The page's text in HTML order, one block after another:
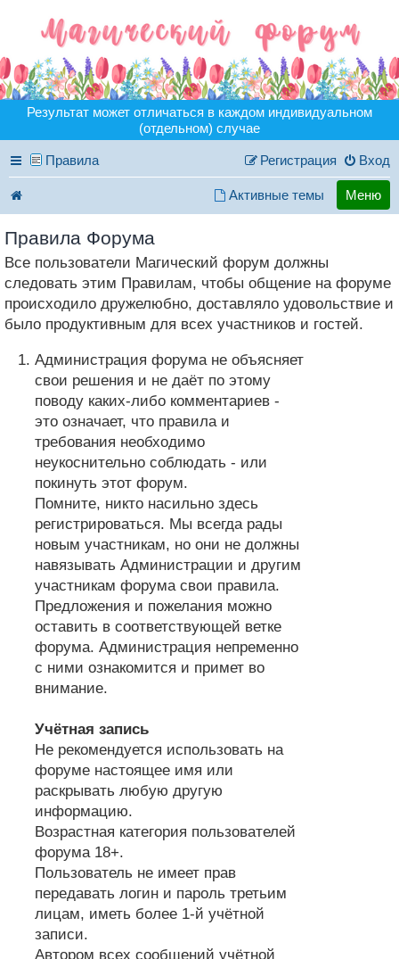
Результат может отличаться в каждом индивидуальном
(отдельном) случае
Правила Вход
Регистрация
Активные темы Меню
Правила Форума
Все пользователи Магический форум должны
следовать этим Правилам, чтобы общение на форуме
происходило дружелюбно, доставляло удовольствие и
было продуктивным для всех участников и гостей.
Администрация форума не объясняет
свои решения и не даёт по этому
поводу каких-либо комментариев -
это означает, что правила и
требования необходимо
неукоснительно соблюдать - или
покинуть этот форум.
Помните, никто насильно здесь
регистрироваться. Мы всегда рады
новым участникам, но они не должны
навязывать Администрации и другим
участникам форума свои правила.
Предложения и пожелания можно
оставить в соответствующей ветке
форума. Администрация непременно
с ними ознакомится и примет во
внимание.
Учётная запись
Не рекомендуется использовать на
форуме настоящее имя или
раскрывать любую другую
информацию.
Возрастная категория пользователей
форума 18+.
Пользователь не имеет прав
передавать логин и пароль третьим
лицам, иметь более 1-й учётной
записи.
Автором всех сообщений учётной